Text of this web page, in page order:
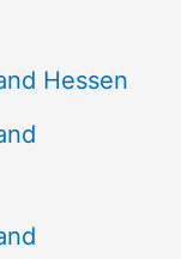
Hessen